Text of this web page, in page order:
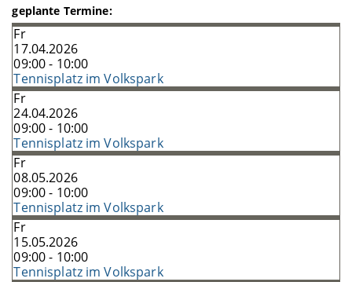
geplante Termine:
Fr
17.04.2026
09:00 - 10:00
Tennisplatz im Volkspark
Fr
24.04.2026
09:00 - 10:00
Tennisplatz im Volkspark
Fr
08.05.2026
09:00 - 10:00
Tennisplatz im Volkspark
Fr
15.05.2026
09:00 - 10:00
Tennisplatz im Volkspark